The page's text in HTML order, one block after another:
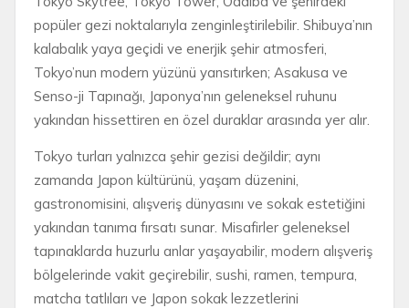
popüler gezi noktalarıyla zenginleştirilebilir. Shibuya’nın
kalabalık yaya geçidi ve enerjik şehir atmosferi,
Tokyo’nun modern yüzünü yansıtırken; Asakusa ve
Senso-ji Tapınağı, Japonya’nın geleneksel ruhunu
yakından hissettiren en özel duraklar arasında yer alır.
Tokyo turları yalnızca şehir gezisi değildir; aynı
zamanda Japon kültürünü, yaşam düzenini,
gastronomisini, alışveriş dünyasını ve sokak estetiğini
yakından tanıma fırsatı sunar. Misafirler geleneksel
tapınaklarda huzurlu anlar yaşayabilir, modern alışveriş
bölgelerinde vakit geçirebilir, sushi, ramen, tempura,
matcha tatlıları ve Japon sokak lezzetlerini